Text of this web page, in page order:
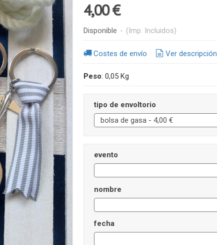
4,00 €
Disponible - (Imp. Incluidos)
Costes de envío Ver descripción
Peso: 0,05 Kg
tipo de envoltorio
evento
nombre
fecha